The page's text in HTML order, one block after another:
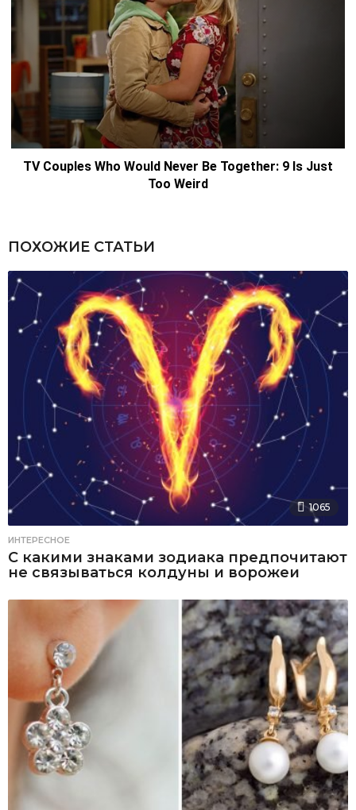
ПОХОЖИЕ СТАТЬИ
1065
ИНТЕРЕСНОЕ
С какими знаками зодиака предпочитают
не связываться колдуны и ворожеи